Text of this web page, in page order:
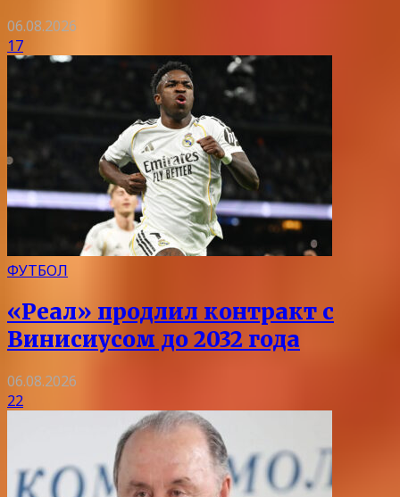
06.08.2026
17
ФУТБОЛ
«Реал» продлил контракт с
Винисиусом до 2032 года
06.08.2026
22